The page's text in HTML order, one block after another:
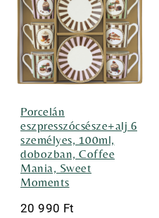
Porcelán
eszpresszócsésze+alj 6
személyes, 100ml,
dobozban, Coffee
Mania, Sweet
Moments
20 990 Ft